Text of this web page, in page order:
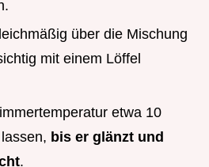
über die Mischung
mit einem Löffel
etwa 10
bis er glänzt und
.